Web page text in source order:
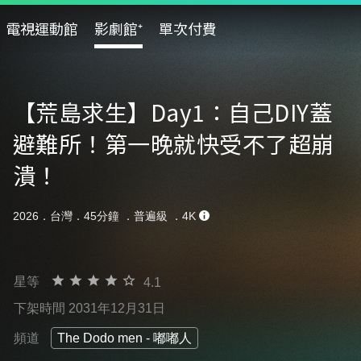
電視運動館 影劇館⁺ 單次付費
【荒島求生】Day1：自己DIY蓋
避難所！第一晚就快受不了超崩
潰！
2026．台灣．45分鐘 ． 普遍級 ．4K
星等
4.1
下架時間 2031年12月31日
頻道 The Dodo men - 嘟嘟人